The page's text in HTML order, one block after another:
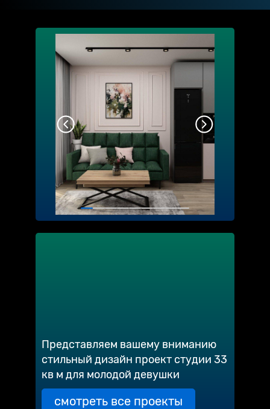
Представляем вашему вниманию
стильный дизайн проект студии 33
кв м для молодой девушки
смотреть все проекты